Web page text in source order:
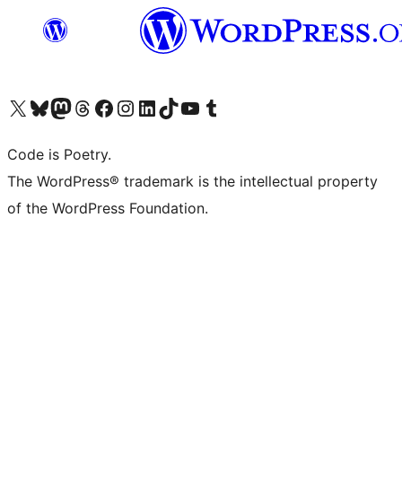
Visita il nostro account X (ex Twitter)
Visita il nostro account Bluesky
Visita il nostro account Mastodon
Visita il nostro account Threads
Visita la nostra pagina Facebook
Visita il nostro account Instagram
Visita il nostro account LinkedIn
Visita il nostro account TikTok
Visita il nostro canale YouTube
Visita il nostro account Tumblr
Code is Poetry.
The WordPress® trademark is the intellectual property
of the WordPress Foundation.